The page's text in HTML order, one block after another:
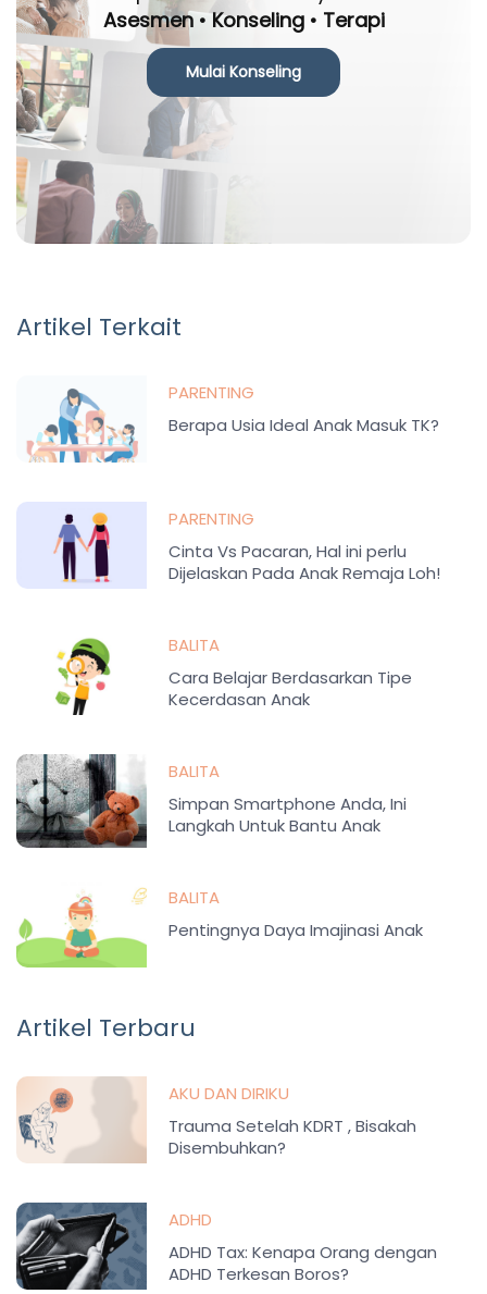
Asesmen • Konseling • Terapi
Mulai Konseling
Artikel Terkait
PARENTING
Berapa Usia Ideal Anak Masuk TK?
PARENTING
Cinta Vs Pacaran, Hal ini perlu
Dijelaskan Pada Anak Remaja Loh!
BALITA
Cara Belajar Berdasarkan Tipe
Kecerdasan Anak
BALITA
Simpan Smartphone Anda, Ini
Langkah Untuk Bantu Anak
BALITA
Pentingnya Daya Imajinasi Anak
Artikel Terbaru
AKU DAN DIRIKU
Trauma Setelah KDRT , Bisakah
Disembuhkan?
ADHD
ADHD Tax: Kenapa Orang dengan
ADHD Terkesan Boros?